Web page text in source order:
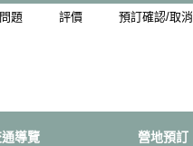
題 評價 預訂確認/取消
導覽 營地預訂